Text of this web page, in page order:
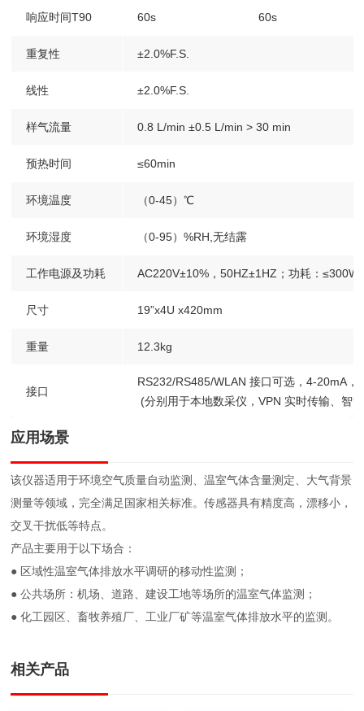
响应时间T90 60s 60s
重复性 ±2.0%F.S.
线性 ±2.0%F.S.
样气流量 0.8 L/min ±0.5 L/min > 30 min
预热时间 ≤60min
环境温度 （0-45）℃
环境湿度 （0-95）%RH,无结露
工作电源及功耗 AC220V±10%，50HZ±1HZ；功耗：≤300W
尺寸 19”x4U x420mm
重量 12.3kg
接口
RS232/RS485/WLAN 接口可选，4-20mA，
(分别用于本地数采仪，VPN 实时传输、智
应用场景
该仪器适用于环境空气质量自动监测、温室气体含量测定、大气背景
测量等领域，完全满足国家相关标准。传感器具有精度高，漂移小，
交叉干扰低等特点。
产品主要用于以下场合：
● 区域性温室气体排放水平调研的移动性监测；
● 公共场所：机场、道路、建设工地等场所的温室气体监测；
● 化工园区、畜牧养殖厂、工业厂矿等温室气体排放水平的监测。
相关产品